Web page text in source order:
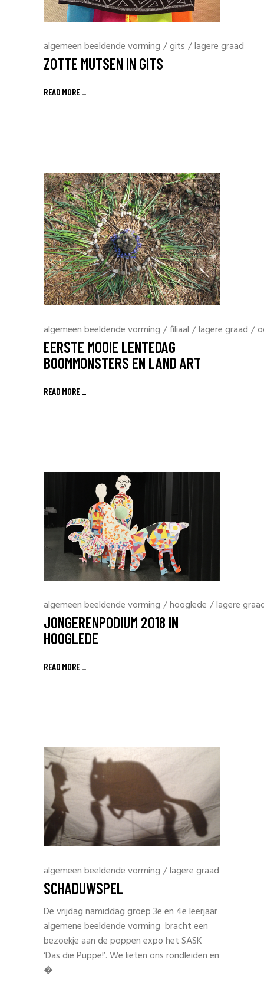
algemeen beeldende vorming /gits /lagere graad
ZOTTE MUTSEN IN GITS
READ MORE _
algemeen beeldende vorming /filiaal /lagere graad /
EERSTE MOOIE LENTEDAG
BOOMMONSTERS EN LAND ART
READ MORE _
algemeen beeldende vorming /hooglede /lagere
JONGERENPODIUM 2018 IN
HOOGLEDE
READ MORE _
algemeen beeldende vorming /lagere graad
SCHADUWSPEL
De vrijdag namiddag groep 3e en 4e leerjaar
algemene beeldende vorming bracht een
bezoekje aan de poppen expo het SASK
‘Das die Puppe!’. We lieten ons rondleiden en
�